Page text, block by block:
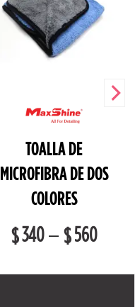
TOALLA DE
MICROFIBRA DE DOS
COLORES
$340– $560